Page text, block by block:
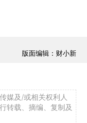
版面编辑：财小新
媒及/或相关权利人
转载、摘编、复制及